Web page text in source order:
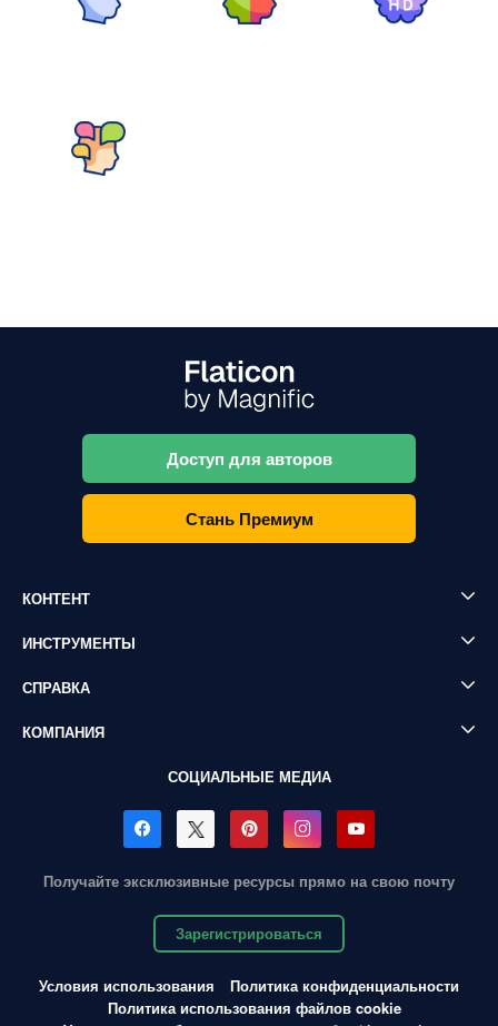
Доступ для авторов
Стань Премиум
КОНТЕНТ
ИНСТРУМЕНТЫ
СПРАВКА
КОМПАНИЯ
СОЦИАЛЬНЫЕ МЕДИА
Получайте эксклюзивные ресурсы прямо на свою почту
Зарегистрироваться
Условия использования
Политика конфиденциальности
Политика использования файлов cookie